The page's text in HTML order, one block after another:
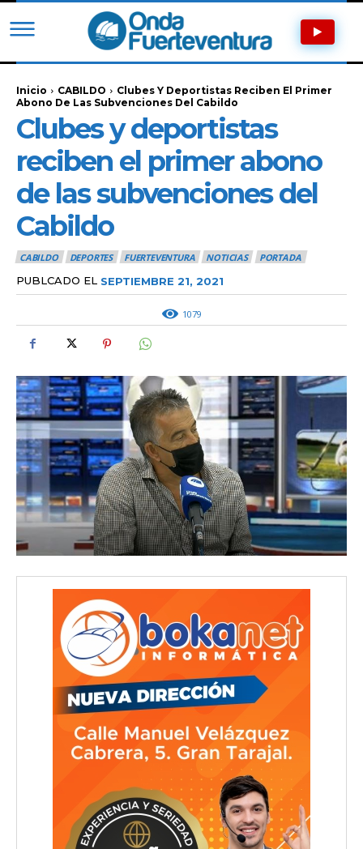
Inicio CABILDO
Clubes Y Deportistas Reciben El Primer
Abono De Las Subvenciones Del Cabildo
Clubes y deportistas
reciben el primer abono
de las subvenciones del
Cabildo
CABILDO DEPORTES FUERTEVENTURA NOTICIAS PORTADA
PUBLCADO EL SEPTIEMBRE 21, 2021
1079